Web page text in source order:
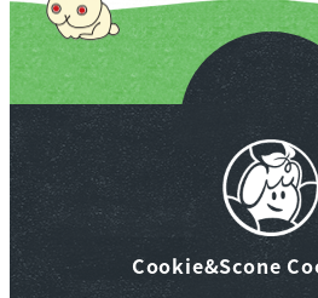
Cookie&Scone